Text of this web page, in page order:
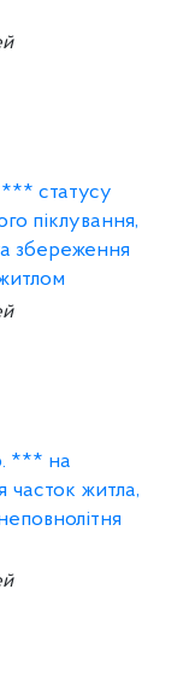
статусу
піклування,
збереження
*** на
часток житла,